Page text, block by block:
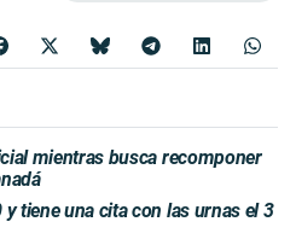
mientras busca recomponer
tiene una cita con las urnas el 3